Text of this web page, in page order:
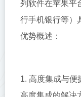
列软件在苹果平
行手机银行等）
优势概述：
1. 高度集成与便
高度集成的解决